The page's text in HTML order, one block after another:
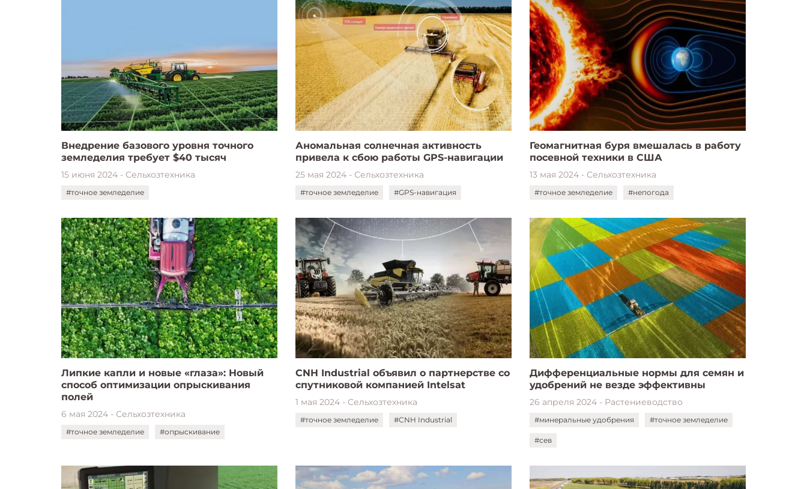
Внедрение базового уровня точного
земледелия требует $40 тысяч
15 июня 2024 - Сельхозтехника
#точное земледелие
Аномальная солнечная активность
привела к сбою работы GPS-навигации
25 мая 2024 - Сельхозтехника
#точное земледелие #GPS-навигация
Геомагнитная буря вмешалась в работу
посевной техники в США
13 мая 2024 - Сельхозтехника
#точное земледелие #непогода
Липкие капли и новые «глаза»: Новый
способ оптимизации опрыскивания
полей
6 мая 2024 - Сельхозтехника
#точное земледелие #опрыскивание
CNH Industrial объявил о партнерстве со
спутниковой компанией Intelsat
1 мая 2024 - Сельхозтехника
#точное земледелие #CNH Industrial
Дифференциальные нормы для семян и
удобрений не везде эффективны
26 апреля 2024 - Растениеводство
#минеральные удобрения #точное земледелие
#сев